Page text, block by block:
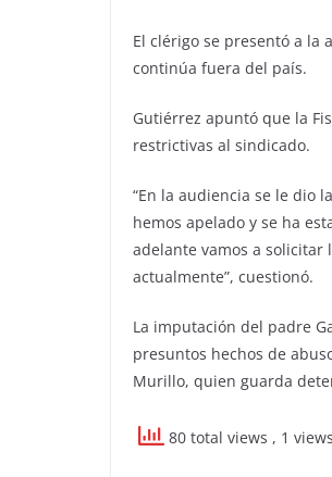
El clérigo se presentó a
continúa fuera del país.
Gutiérrez apuntó que la
restrictivas al sindicado.
“En la audiencia se le dio
hemos apelado y se ha
adelante vamos a
actualmente”, cuestionó.
La imputación del padre
presuntos hechos de
Murillo, quien guarda
80 total views , 1